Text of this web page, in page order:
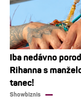
Iba nedávno
Rihanna s
tanec!
Showbiznis